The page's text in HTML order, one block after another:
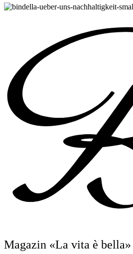
Magazin «La vita è bella»